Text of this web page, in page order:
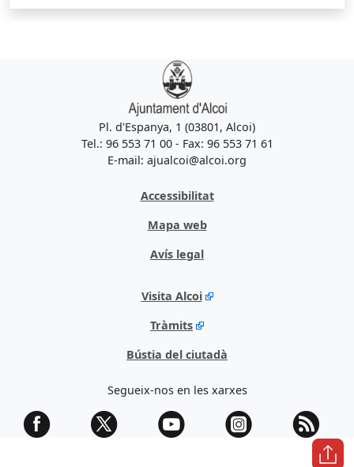
Pl. d'Espanya, 1 (03801, Alcoi)
Tel.: 96 553 71 00 - Fax: 96 553 71 61
E-mail: ajualcoi@alcoi.org
Accessibilitat
Mapa web
Avís legal
Visita Alcoi
Tràmits
Bústia del ciutadà
Segueix-nos en les xarxes